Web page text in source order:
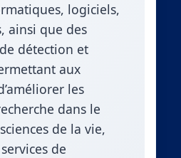
logiciels,
ainsi que des
détection et
aux
les
dans le
de la vie,
de